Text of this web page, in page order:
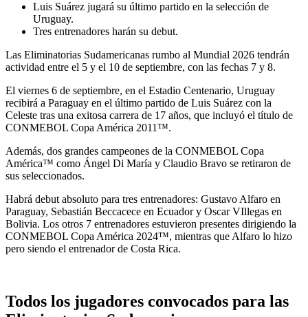
Luis Suárez jugará su último partido en la selección de
Uruguay.
Tres entrenadores harán su debut.
Las Eliminatorias Sudamericanas rumbo al Mundial 2026 tendrán
actividad entre el 5 y el 10 de septiembre, con las fechas 7 y 8.
El viernes 6 de septiembre, en el Estadio Centenario, Uruguay
recibirá a Paraguay en el último partido de Luis Suárez con la
Celeste tras una exitosa carrera de 17 años, que incluyó el título de
CONMEBOL Copa América 2011™.
Además, dos grandes campeones de la CONMEBOL Copa
América™ como Ángel Di María y Claudio Bravo se retiraron de
sus seleccionados.
Habrá debut absoluto para tres entrenadores: Gustavo Alfaro en
Paraguay, Sebastián Beccacece en Ecuador y Oscar VIllegas en
Bolivia. Los otros 7 entrenadores estuvieron presentes dirigiendo la
CONMEBOL Copa América 2024™, mientras que Alfaro lo hizo
pero siendo el entrenador de Costa Rica.
Todos los jugadores convocados para las